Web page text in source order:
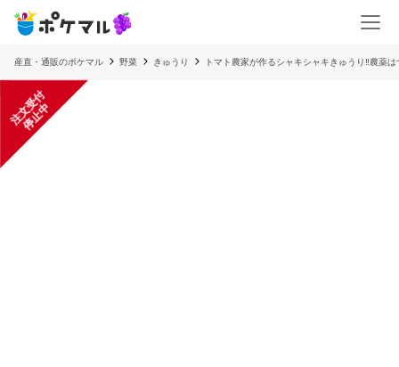
産直・通販のポケマル 野菜 きゅうり トマト農家が作るシャキシャキきゅうり‼︎農薬
注
文
受
付
停
止
中